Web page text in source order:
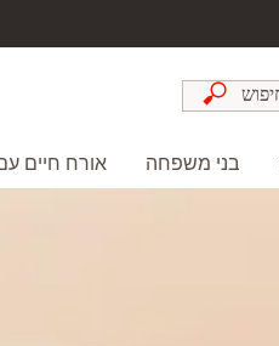
אורח חיים בני משפחה